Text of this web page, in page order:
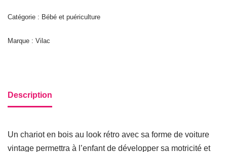
Catégorie : Bébé et puériculture
Marque : Vilac
Description
Un chariot en bois au look rétro avec sa forme de voiture
vintage permettra à l’enfant de développer sa motricité et